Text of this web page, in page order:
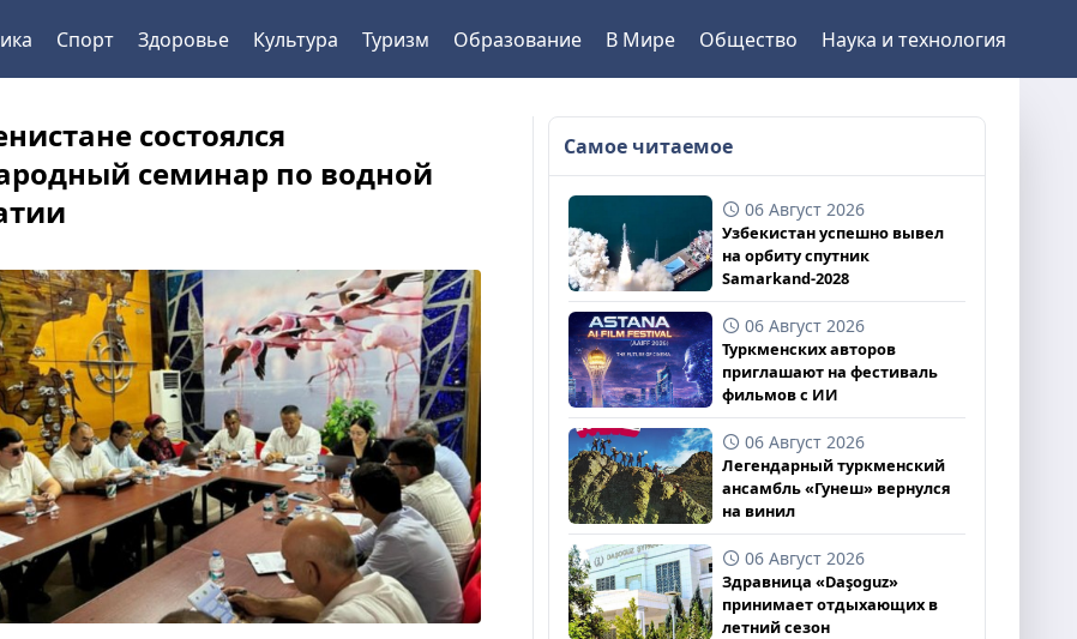
Спорт Здоровье Культура Туризм Образование В Мире Общество Наука и технология
состоялся
семинар по водной
Самое читаемое
06 Август 2026
Узбекистан успешно вывел
на орбиту спутник
Samarkand-2028
06 Август 2026
Туркменских авторов
приглашают на фестиваль
фильмов с ИИ
06 Август 2026
Легендарный туркменский
ансамбль «Гунеш» вернулся
на винил
06 Август 2026
Здравница «Daşoguz»
принимает отдыхающих в
летний сезон